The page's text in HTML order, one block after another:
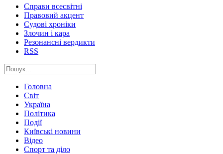
Справи всесвітні
Правовий акцент
Судові хроніки
Злочин і кара
Резонансні вердикти
RSS
Головна
Світ
Україна
Політика
Події
Київські новини
Відео
Спорт та діло